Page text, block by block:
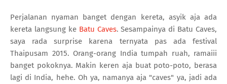
Perjalanan nyaman banget dengan kereta, asyik aja ada
kereta langsung ke Batu Caves. Sesampainya di Batu Caves,
saya rada surprise karena ternyata pas ada festival
Thaipusam 2015. Orang-orang India tumpah ruah, ramaiii
banget pokoknya. Makin keren aja buat poto-poto, berasa
lagi di India, hehe. Oh ya, namanya aja "caves" ya, jadi ada